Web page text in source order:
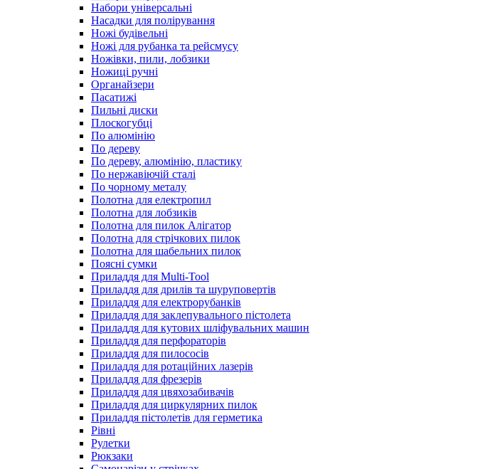
Набори універсальні
Насадки для полірування
Ножі будівельні
Ножі для рубанка та рейсмусу
Ножівки, пили, лобзики
Ножиці ручні
Органайзери
Пасатижі
Пильні диски
Плоскогубці
По алюмінію
По дереву
По дереву, алюмінію, пластику
По нержавіючій сталі
По чорному металу
Полотна для електропил
Полотна для лобзиків
Полотна для пилок Алігатор
Полотна для стрічкових пилок
Полотна для шабельних пилок
Поясні сумки
Приладдя для Multi-Tool
Приладдя для дрилів та шуруповертів
Приладдя для електрорубанків
Приладдя для заклепувального пістолета
Приладдя для кутових шліфувальних машин
Приладдя для перфораторів
Приладдя для пилососів
Приладдя для ротаційних лазерів
Приладдя для фрезерів
Приладдя для цвяхозабивачів
Приладдя для циркулярних пилок
Приладдя пістолетів для герметика
Рівні
Рулетки
Рюкзаки